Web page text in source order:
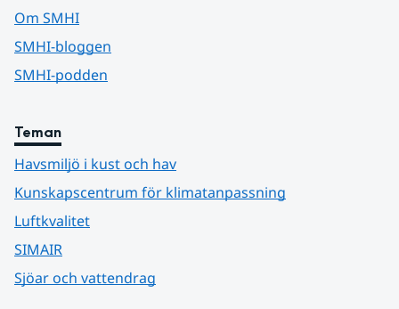
Om SMHI
SMHI-bloggen
SMHI-podden
Teman
Havsmiljö i kust och hav
Kunskapscentrum för klimatanpassning
Luftkvalitet
SIMAIR
Sjöar och vattendrag